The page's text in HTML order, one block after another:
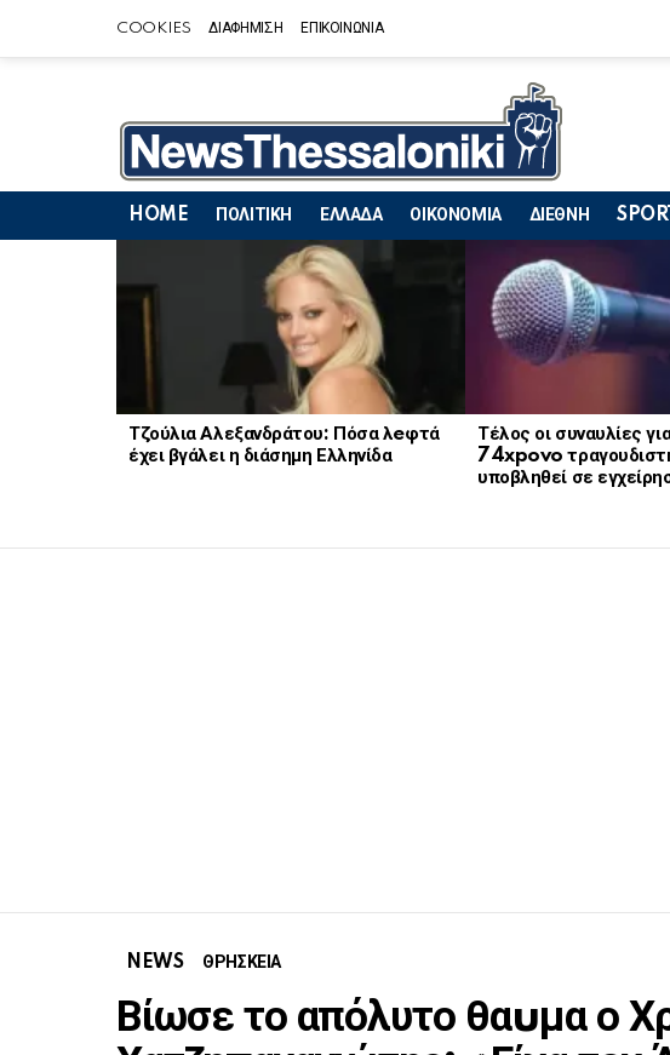
COOKIES ΔΙΑΦΗΜΙΣΗ ΕΠΙΚΟΙΝΩΝΙΑ
HOME ΠΟΛΙΤΙΚΗ ΕΛΛΑΔΑ ΟΙΚΟΝΟΜΙΑ ΔΙΕΘΝΗ
Τζούλια Αλεξανδράτου: Πόσα λeφτά
έχει βγάλει η διάσημη Ελληνίδα
Τέλος οι συναυλίες
74xpovo
υποβληθεί σε
NEWS ΘΡΗΣΚΕΙΑ
Βίωσε το απόλυτο θαuμα ο